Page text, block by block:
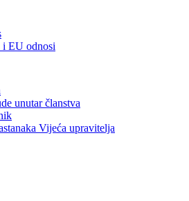
i EU odnosi
unutar članstva
Vijeća upravitelja